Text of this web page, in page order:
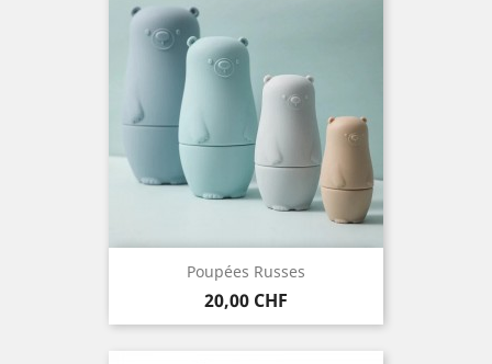
Poupées Russes
Preis
20,00 CHF